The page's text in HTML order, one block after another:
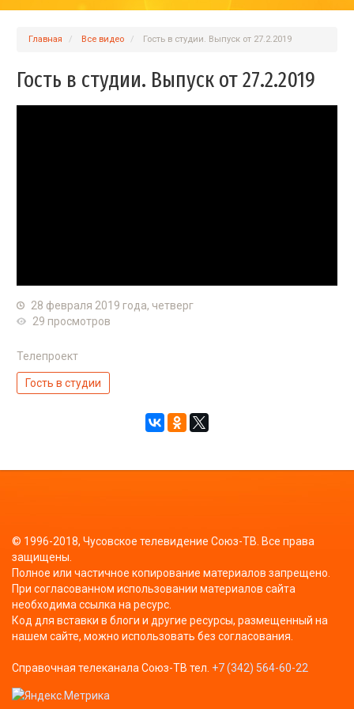
Главная Вcе видео Гость в студии. Выпуск от 27.2.2019
Гость в студии. Выпуск от 27.2.2019
28 февраля 2019 года, четверг
29 просмотров
Телепроект
Гость в студии
© 1996-2018, Чусовское телевидение Союз-ТВ. Все права
защищены.
Полное или частичное копирование материалов запрещено.
При согласованном использовании материалов сайта
необходима ссылка на ресурс.
Код для вставки в блоги и другие ресурсы, размещенный на
нашем сайте, можно использовать без согласования.
Справочная телеканала Союз-ТВ тел. +7 (342) 564-60-22